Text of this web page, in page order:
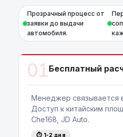
Прозрачный процесс от
заявки до выдачи
автомобиля.
01Бесплатный
Менеджер связывается
Доступ к китайским
Che168, JD Auto.
⏱ 1-2 дня